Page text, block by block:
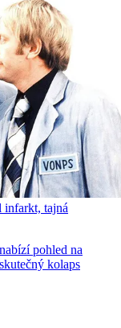
infarkt, tajná
pohled na
kolaps